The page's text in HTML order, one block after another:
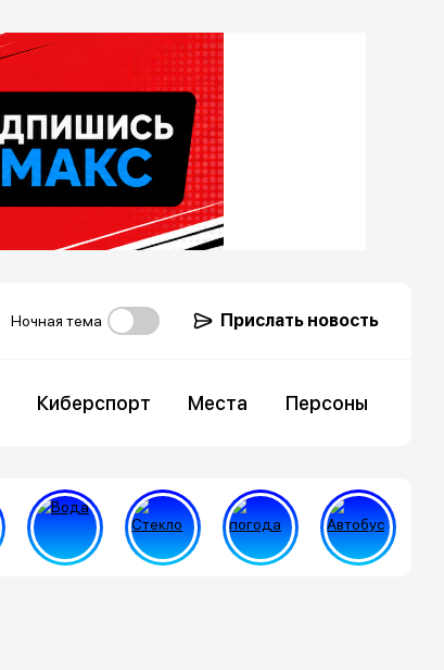
Ночная тема Прислать новость
Киберспорт Места Персоны